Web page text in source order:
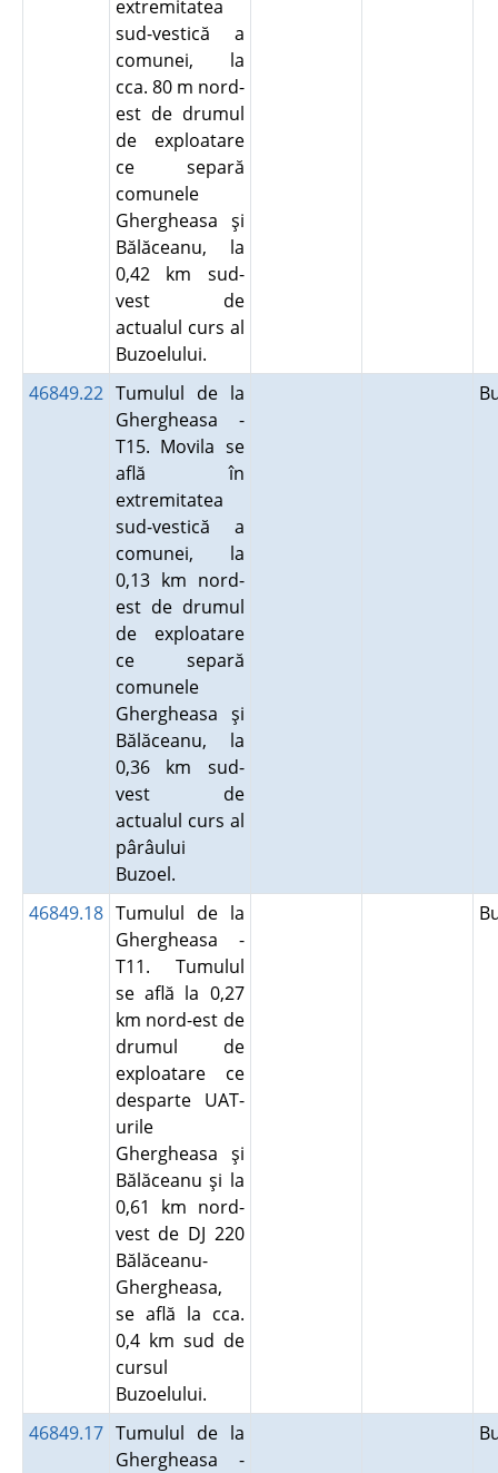
extremitatea
sud-vestică a
comunei, la
cca. 80 m nord-
est de drumul
de exploatare
ce separă
comunele
Ghergheasa şi
Bălăceanu, la
0,42 km sud-
vest de
actualul curs al
Buzoelului.
46849.22 Tumulul de la
Ghergheasa -
T15. Movila se
află în
extremitatea
sud-vestică a
comunei, la
0,13 km nord-
est de drumul
de exploatare
ce separă
comunele
Ghergheasa şi
Bălăceanu, la
0,36 km sud-
vest de
actualul curs al
pârâului
Buzoel.
46849.18 Tumulul de la
Ghergheasa -
T11. Tumulul
se află la 0,27
km nord-est de
drumul de
exploatare ce
desparte UAT-
urile
Ghergheasa şi
Bălăceanu şi la
0,61 km nord-
vest de DJ 220
Bălăceanu-
Ghergheasa,
se află la cca.
0,4 km sud de
cursul
Buzoelului.
46849.17 Tumulul de la
Ghergheasa -